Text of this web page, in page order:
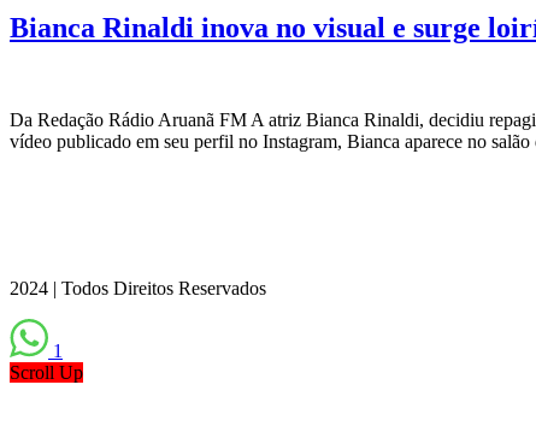
Bianca Rinaldi inova no visual e surge
Da Redação Rádio Aruanã FM A atriz Bianca Rinaldi, decidiu
vídeo publicado em seu perfil no Instagram, Bianca aparece no
2024 | Todos Direitos Reservados
1
Scroll Up